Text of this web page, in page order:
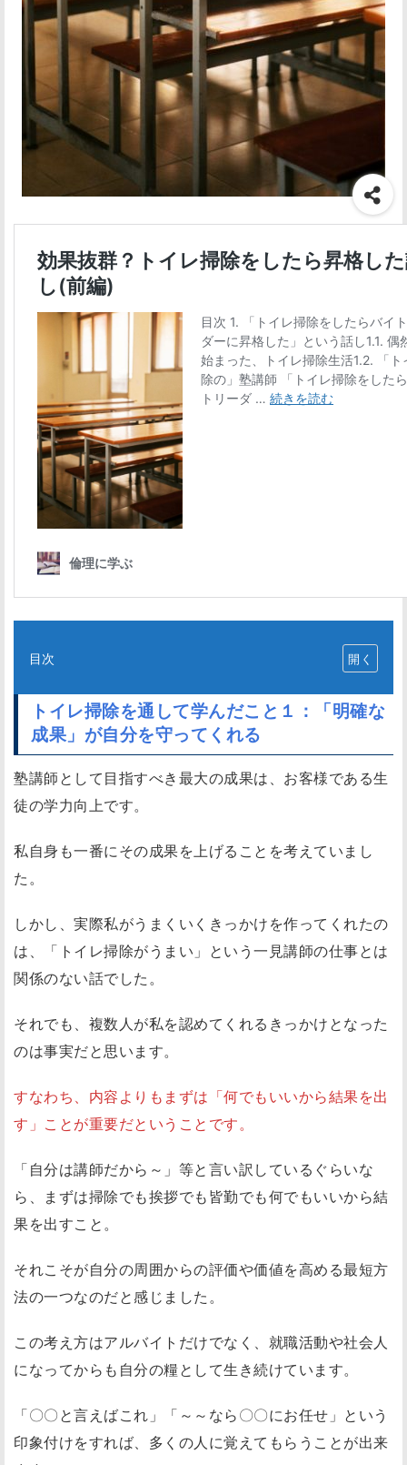
目次
イ
レ
掃
除
を
し
ん
こ
１
：
「
な
成
果
が
を
守
て
く
トイレ掃除を通して学んだこと１：「明確な
成果」が自分を守ってくれる
塾講師として目指すべき最大の成果は、お客様である生
徒の学力向上です。
私自身も一番にその成果を上げることを考えていまし
た。
しかし、実際私がうまくいくきっかけを作ってくれたの
は、「トイレ掃除がうまい」という一見講師の仕事とは
関係のない話でした。
それでも、複数人が私を認めてくれるきっかけとなった
のは事実だと思います。
すなわち、内容よりもまずは「何でもいいから結果を出
す」ことが重要だということです。
「自分は講師だから～」等と言い訳しているぐらいな
ら、まずは掃除でも挨拶でも皆勤でも何でもいいから結
果を出すこと。
それこそが自分の周囲からの評価や価値を高める最短方
法の一つなのだと感じました。
この考え方はアルバイトだけでなく、就職活動や社会人
になってからも自分の糧として生き続けています。
「〇〇と言えばこれ」「～～なら〇〇にお任せ」という
印象付けをすれば、多くの人に覚えてもらうことが出来